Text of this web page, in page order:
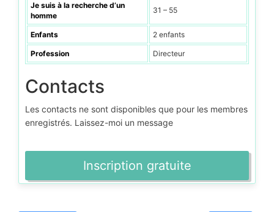
Je suis à la recherche d’un
homme
31 – 55
Enfants 2 enfants
Profession Directeur
Contacts
Les contacts ne sont disponibles que pour les membres
enregistrés. Laissez-moi un message
Inscription gratuite